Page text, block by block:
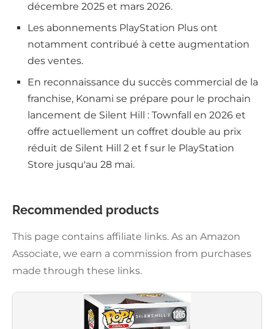
décembre 2025 et mars 2026.
Les abonnements PlayStation Plus ont
notamment contribué à cette augmentation
des ventes.
En reconnaissance du succès commercial de la
franchise, Konami se prépare pour le prochain
lancement de Silent Hill : Townfall en 2026 et
offre actuellement un coffret double au prix
réduit de Silent Hill 2 et f sur le PlayStation
Store jusqu'au 28 mai.
Recommended products
This page contains affiliate links. As an Amazon
Associate, we earn a commission from purchases
made through these links.